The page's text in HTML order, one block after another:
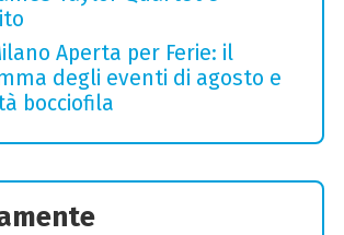
Aperta per Ferie: il
degli eventi di agosto e
bocciofila